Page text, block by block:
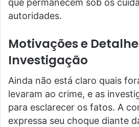
que permanecem sob os
autoridades.
Motivações e
Investigação
Ainda não está claro quais
levaram ao crime, e as
para esclarecer os fatos. A
expressa seu choque diante